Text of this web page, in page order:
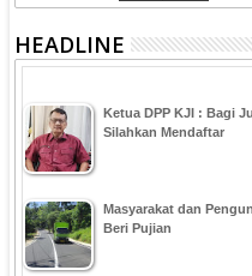
HEADLINE
Ketua DPP KJI : Bagi
Silahkan Mendaftar
Masyarakat dan
Beri Pujian